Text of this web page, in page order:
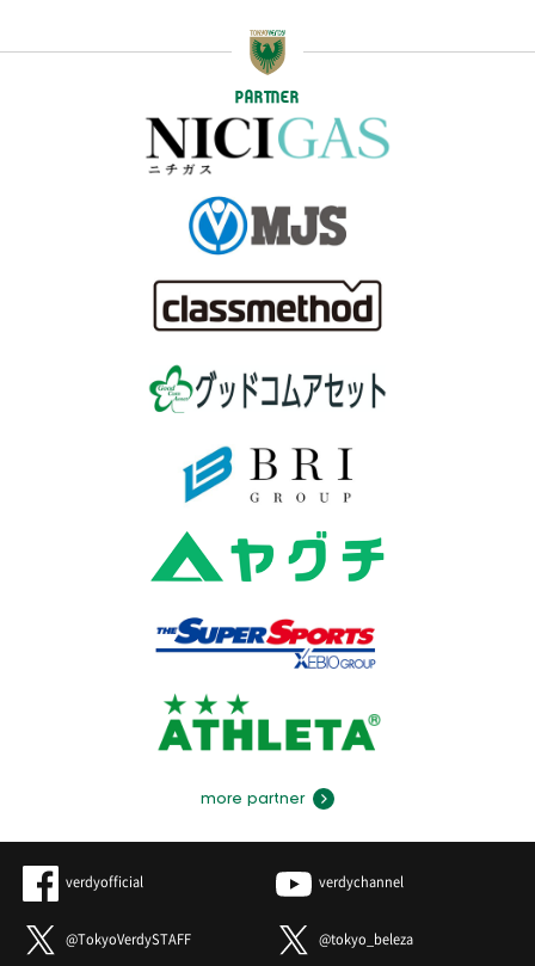
PARTNER
more partner
verdyofficial verdychannel
@TokyoVerdySTAFF @tokyo_beleza